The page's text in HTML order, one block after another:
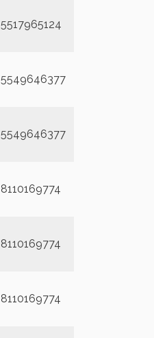
5517965124
5549646377
5549646377
8110169774
8110169774
8110169774